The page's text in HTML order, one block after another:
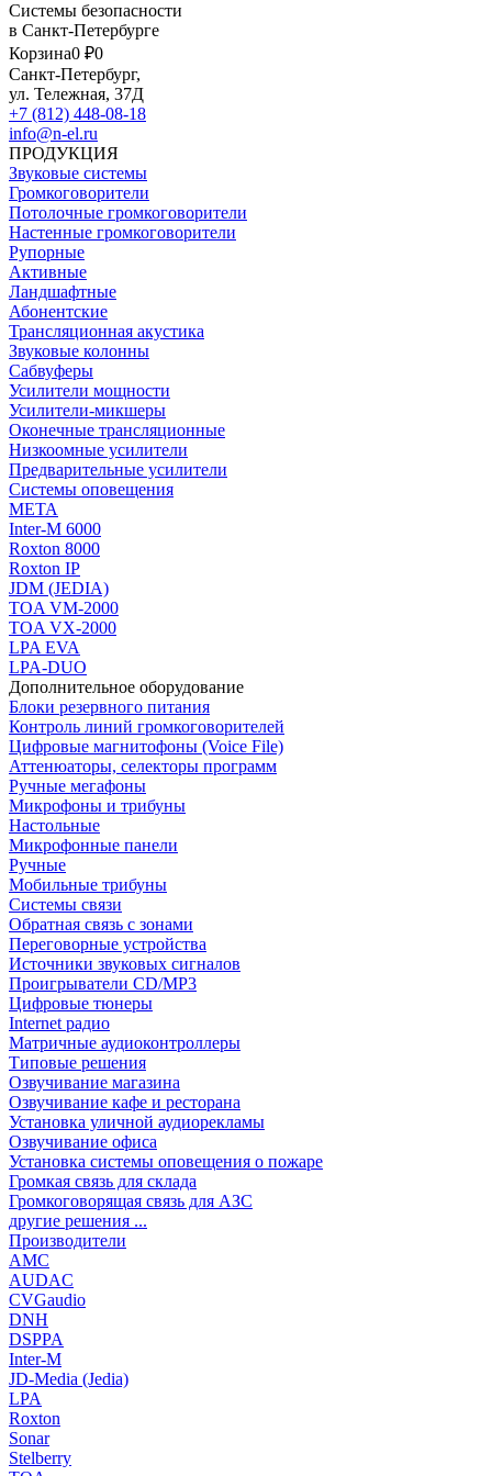
Системы безопасности
в Санкт-Петербурге
Корзина0 ₽0
Санкт-Петербург,
ул. Тележная, 37Д
+7 (812) 448-08-18
info@n-el.ru
ПРОДУКЦИЯ
Звуковые системы
Громкоговорители
Потолочные громкоговорители
Настенные громкоговорители
Рупорные
Активные
Ландшафтные
Абонентские
Трансляционная акустика
Звуковые колонны
Сабвуферы
Усилители мощности
Усилители-микшеры
Оконечные трансляционные
Низкоомные усилители
Предварительные усилители
Системы оповещения
МЕТА
Inter-M 6000
Roxton 8000
Roxton IP
JDM (JEDIA)
TOA VM-2000
TOA VX-2000
LPA EVA
LPA-DUO
Дополнительное оборудование
Блоки резервного питания
Контроль линий громкоговорителей
Цифровые магнитофоны (Voice File)
Аттенюаторы, селекторы программ
Ручные мегафоны
Микрофоны и трибуны
Настольные
Микрофонные панели
Ручные
Мобильные трибуны
Системы связи
Обратная связь с зонами
Переговорные устройства
Источники звуковых сигналов
Проигрыватели CD/MP3
Цифровые тюнеры
Internet радио
Матричные аудиоконтроллеры
Типовые решения
Озвучивание магазина
Озвучивание кафе и ресторана
Установка уличной аудиорекламы
Озвучивание офиса
Установка системы оповещения о пожаре
Громкая связь для склада
Громкоговорящая связь для АЗС
другие решения ...
Производители
AMC
AUDAC
CVGaudio
DNH
DSPPA
Inter-M
JD-Media (Jedia)
LPA
Roxton
Sonar
Stelberry